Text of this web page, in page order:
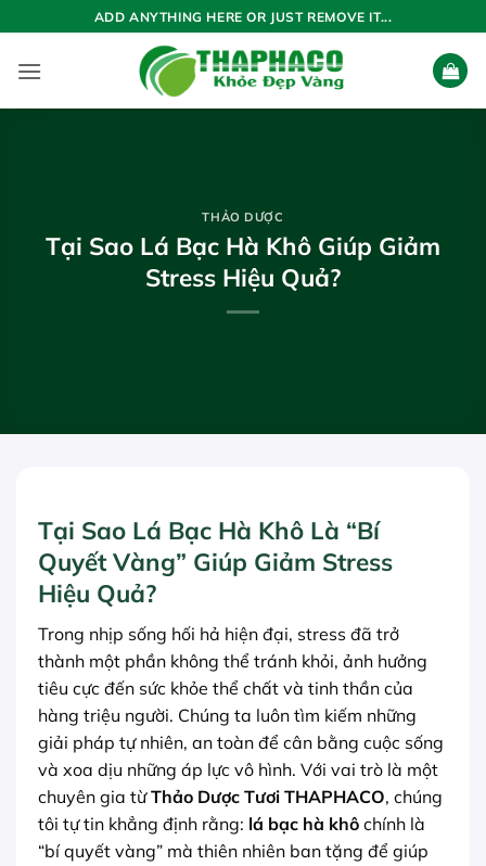
qua
nội
ADD ANYTHING HERE OR JUST REMOVE IT...
THẢO DƯỢC
Tại Sao Lá Bạc Hà Khô Giúp Giảm
Stress Hiệu Quả?
Tại Sao Lá Bạc Hà Khô Là “Bí
Quyết Vàng” Giúp Giảm Stress
Hiệu Quả?
Trong nhịp sống hối hả hiện đại, stress đã trở
thành một phần không thể tránh khỏi, ảnh hưởng
tiêu cực đến sức khỏe thể chất và tinh thần của
hàng triệu người. Chúng ta luôn tìm kiếm những
giải pháp tự nhiên, an toàn để cân bằng cuộc sống
và xoa dịu những áp lực vô hình. Với vai trò là một
chuyên gia từThảo Dược Tươi THAPHACO, chúng
tôi tự tin khẳng định rằng: lá bạc hà khô chính là
“bí quyết vàng” mà thiên nhiên ban tặng để giúp